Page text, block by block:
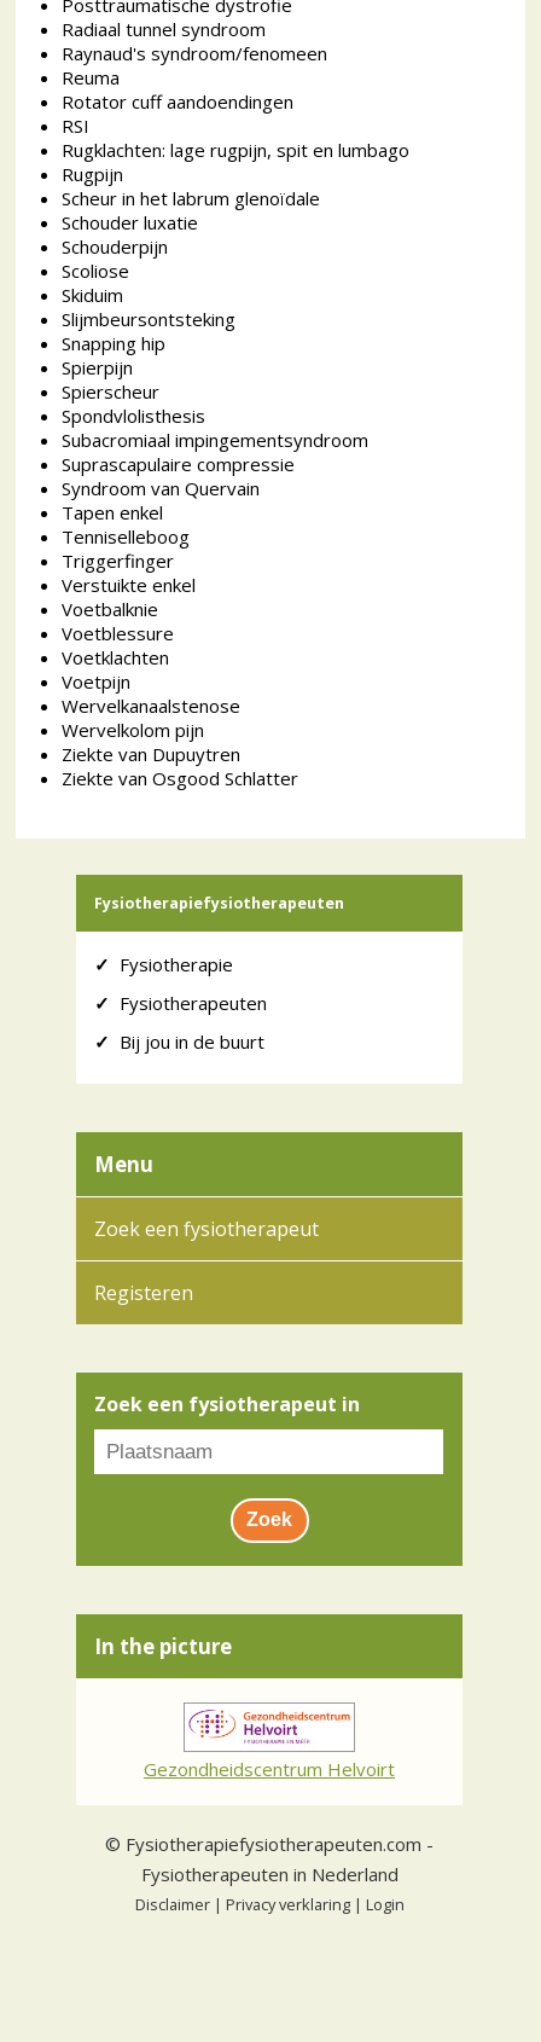
Posttraumatische dystrofie
Radiaal tunnel syndroom
Raynaud's syndroom/fenomeen
Reuma
Rotator cuff aandoendingen
RSI
Rugklachten: lage rugpijn, spit en lumbago
Rugpijn
Scheur in het labrum glenoïdale
Schouder luxatie
Schouderpijn
Scoliose
Skiduim
Slijmbeursontsteking
Snapping hip
Spierpijn
Spierscheur
Spondvlolisthesis
Subacromiaal impingementsyndroom
Suprascapulaire compressie
Syndroom van Quervain
Tapen enkel
Tenniselleboog
Triggerfinger
Verstuikte enkel
Voetbalknie
Voetblessure
Voetklachten
Voetpijn
Wervelkanaalstenose
Wervelkolom pijn
Ziekte van Dupuytren
Ziekte van Osgood Schlatter
Fysiotherapiefysiotherapeuten
✓ Fysiotherapie
✓ Fysiotherapeuten
✓ Bij jou in de buurt
Menu
Zoek een fysiotherapeut
Registeren
Zoek een fysiotherapeut in
In the picture
Gezondheidscentrum Helvoirt
© Fysiotherapiefysiotherapeuten.com -
Fysiotherapeuten in Nederland
Disclaimer| Privacy verklaring| Login